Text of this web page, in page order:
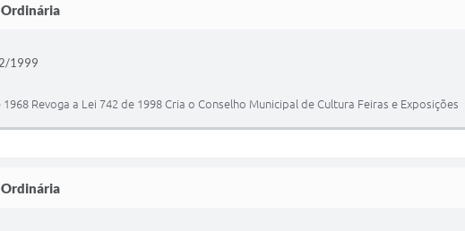
Ordinária
1999
1968 Revoga a Lei 742 de 1998 Cria o Conselho Municipal de Cultura Feiras e Exposições
Ordinária